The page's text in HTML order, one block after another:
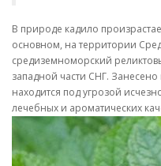
В природе кадило
основном, на территории
средиземноморский
западной части СНГ.
находится под угрозой
лечебных и ароматических